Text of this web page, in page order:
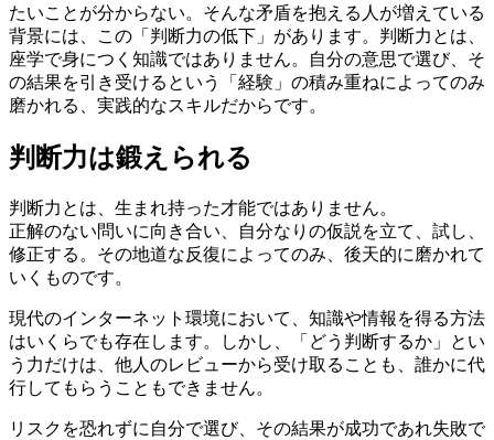
たいことが分からない。そんな矛盾を抱える人が増えている
背景には、この「判断力の低下」があります。判断力とは、
座学で身につく知識ではありません。自分の意思で選び、そ
の結果を引き受けるという「経験」の積み重ねによってのみ
磨かれる、実践的なスキルだからです。
判断力は鍛えられる
判断力とは、生まれ持った才能ではありません。
正解のない問いに向き合い、自分なりの仮説を立て、試し、
修正する。その地道な反復によってのみ、後天的に磨かれて
いくものです。
現代のインターネット環境において、知識や情報を得る方法
はいくらでも存在します。しかし、「どう判断するか」とい
う力だけは、他人のレビューから受け取ることも、誰かに代
行してもらうこともできません。
リスクを恐れずに自分で選び、その結果が成功であれ失敗で